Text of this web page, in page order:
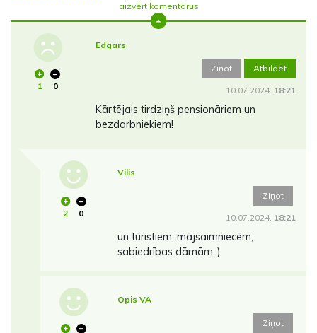
aizvērt komentārus
1 0
Edgars
Ziņot Atbildēt
10.07.2024. 18:21
Kārtējais tirdziņš pensionāriem un
bezdarbniekiem!
2 0
Vilis
Ziņot
10.07.2024. 18:21
un tūristiem, mājsaimniecēm,
sabiedrības dāmām.:)
Opis VA
Ziņot